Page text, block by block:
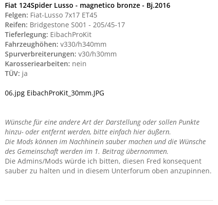
Fiat 124Spider Lusso - magnetico bronze - Bj.2016
Felgen: Fiat-Lusso 7x17 ET45
Reifen: Bridgestone S001 - 205/45-17
Tieferlegung: EibachProKit
Fahrzeughöhen: v330/h340mm
Spurverbreiterungen: v30/h30mm
Karosseriearbeiten: nein
TÜV: ja
06.jpg EibachProKit_30mm.JPG
Wünsche für eine andere Art der Darstellung oder sollen Punkte
hinzu- oder entfernt werden, bitte einfach hier äußern.
Die Mods können im Nachhinein sauber machen und die Wünsche
des Gemeinschaft werden im 1. Beitrag übernommen.
Die Admins/Mods würde ich bitten, diesen Fred konsequent
sauber zu halten und in diesem Unterforum oben anzupinnen.